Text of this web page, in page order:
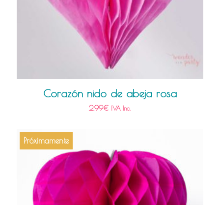
Corazón nido de abeja rosa
2,99€ IVA Inc.
Próximamente